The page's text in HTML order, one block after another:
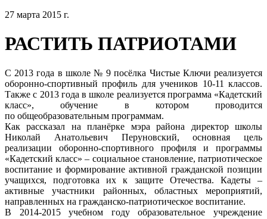
27 марта 2015 г.
РАСТИТЬ ПАТРИОТАМИ
С 2013 года в школе № 9 посёлка Чистые Ключи реализуется
оборонно-спортивный профиль для учеников 10-11 классов.
Также с 2013 года в школе реализуется программа «Кадетский
класс», обучение в котором проводится
по общеобразовательным программам.
Как рассказал на планёрке мэра района директор школы
Николай Анатольевич Перуновский, основная цель
реализации оборонно-спортивного профиля и программы
«Кадетский класс» – социальное становление, патриотическое
воспитание и формирование активной гражданской позиции
учащихся, подготовка их к защите Отечества. Кадеты –
активные участники районных, областных мероприятий,
направленных на гражданско-патриотическое воспитание.
В 2014-2015 учебном году образовательное учреждение